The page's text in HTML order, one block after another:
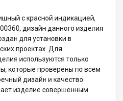
с красной индикацией,
дизайн данного изделия
для установки в
проектах. Для
используются только
которые проверены по всем
дизайн и качество
изделие совершенным.